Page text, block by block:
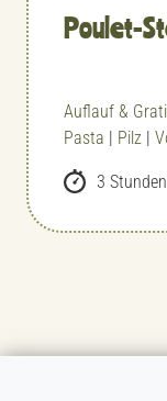
Poulet-
Auflauf &
Pasta | Pilz |
3